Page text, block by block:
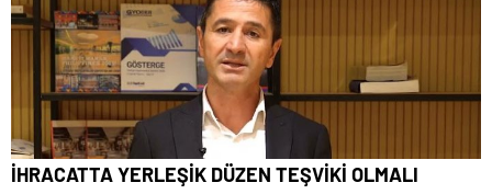
İHRACATTA YERLEŞİK DÜZEN TEŞVİKİ OLMALI